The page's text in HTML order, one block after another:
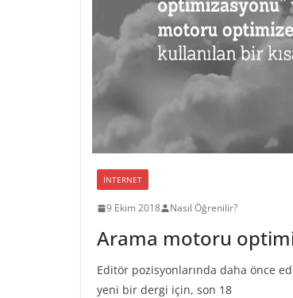
İNTERNET
9 Ekim 2018 Nasıl Öğrenilir?
Arama motoru
Editör pozisyonlarında daha önce
yeni bir dergi için, son 18